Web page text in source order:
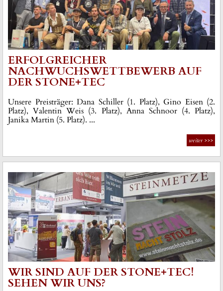
ERFOLGREICHER
NACHWUCHSWETTBEWERB AUF
DER STONE+TEC
Unsere Preisträger: Dana Schiller (1. Platz), Gino Eisen (2.
Platz), Valentin Weis (3. Platz), Anna Schnoor (4. Platz),
Janika Martin (5. Platz). ...
weiter>>>
WIR SIND AUF DER STONE+TEC!
SEHEN WIR UNS?